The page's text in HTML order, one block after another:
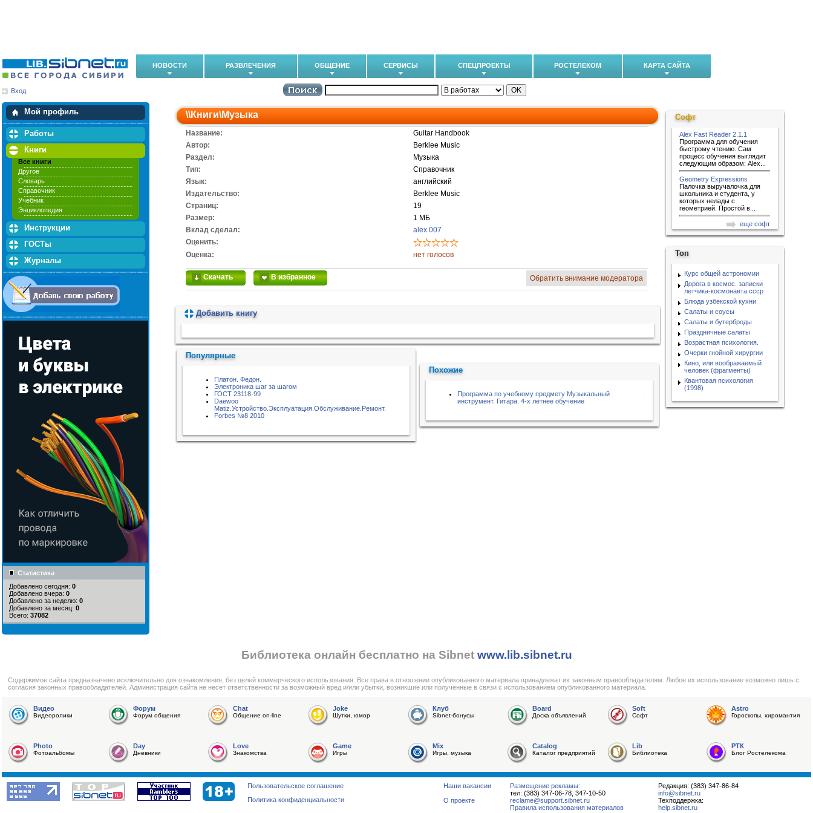
НОВОСТИ РАЗВЛЕЧЕНИЯ ОБЩЕНИЕ СЕРВИСЫ СПЕЦПРОЕКТЫ РОСТЕЛЕКОМ КАРТА САЙТА
Вход
Мой профиль
Мои закладки
Работы
Книги
Все книги
Другое
Словарь
Справочник
Учебник
Энциклопедия
Инструкции
ГОСТы
Журналы
Статистика
Добавлено сегодня: 0
Добавлено вчера: 0
Добавлено за неделю: 0
Добавлено за месяц: 0
Всего: 37082
\\Книги\Музыка
Название:
Guitar Handbook
Автор:
Berklee Music
Раздел:
Музыка
Тип:
Справочник
Язык:
английский
Издательство:
Berklee Music
Cтраниц:
19
Размер:
1 МБ
Вклад сделал:
alex 007
Оценить:
Оценка:
нет голосов
Скачать В избранное Обратить внимание модератора
Добавить книгу
Популярные
Платон. Федон.
Электроника шаг за шагом
ГОСТ 23118-99
Daewoo
Matiz.Устройство.Эксплуатация.Обслуживание.Ремонт.
Forbes №8 2010
Похожие
Программа по учебному предмету Музыкальный
инструмент. Гитара. 4-х летнее обучение
Софт
Alex Fast Reader 2.1.1
Программа для обучения
быстрому чтению. Сам
процесс обучения выглядит
следующим образом: Alex...
Geometry Expressions
Палочка выручалочка для
школьника и студента, у
которых нелады с
геометрией. Простой в...
еще софт
Топ
Курс общей астрономии
Дорога в космос. записки
летчика-космонавта ссср
Блюда узбекской кухни
Салаты и соусы
Салаты и бутерброды
Праздничные салаты
Возрастная психология.
Очерки гнойной хирургии
Кино, или воображаемый
человек (фрагменты)
Квантовая психология
(1998)
Библиотека онлайн бесплатно на Sibnet www.lib.sibnet.ru
Cодержимое сайта предназначено исключительно для ознакомления, без целей коммерческого использования. Все права в отношении опубликованного материала принадлежат их законным правообладателям. Любое их использование возможно лишь с
согласия законных правообладателей. Администрация сайта не несет ответственности за возможный вред и/или убытки, возникшие или полученные в связи с использованием опубликованного материала.
Видео
Видеоролики
Форум
Форум общения
Chat
Общение on-line
Joke
Шутки, юмор
Клуб
Sibnet-бонусы
Board
Доска объявлений
Soft
Софт
Astro
Гороскопы, хиромантия
Photo
Фотоальбомы
Day
Дневники
Love
Знакомства
Game
Игры
Mix
Игры, музыка
Catalog
Каталог предприятий
Lib
Библиотека
РТК
Блог Ростелекома
Редакция: (383) 347-86-84
info@sibnet.ru
Техподдержка:
help.sibnet.ru
Размещение рекламы:
тел: (383) 347-06-78, 347-10-50
reclame@support.sibnet.ru
Правила использования материалов
Наши вакансии
О проекте
Пользовательское соглашение
Политика конфиденциальности